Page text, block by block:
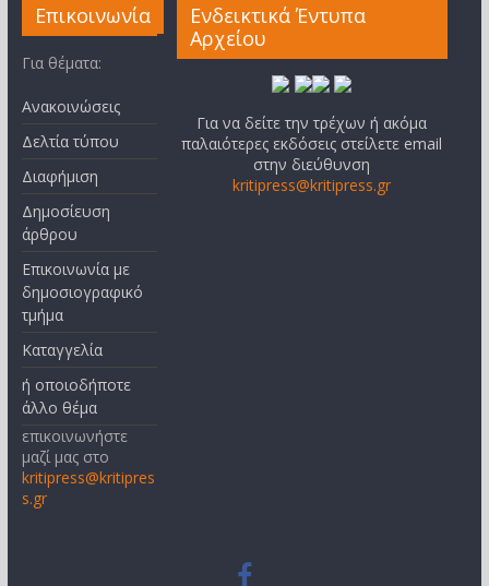
Επικοινωνία
Για θέματα:
Ανακοινώσεις
Δελτία τύπου
Διαφήμιση
Δημοσίευση
άρθρου
Επικοινωνία με
δημοσιογραφικό
τμήμα
Καταγγελία
ή οποιοδήποτε
άλλο θέμα
επικοινωνήστε
μαζί μας στο
kritipress@kritipres
s.gr
Ενδεικτικά Έντυπα
Αρχείου
Για να δείτε την τρέχων ή ακόμα
παλαιότερες εκδόσεις στείλετε email
στην διεύθυνση
kritipress@kritipress.gr